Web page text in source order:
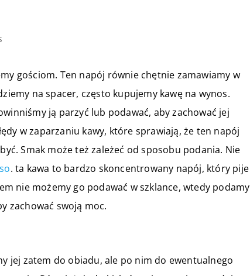
gościom. Ten napój równie chętnie zamawiamy w
na spacer, często kupujemy kawę na wynos.
ją parzyć lub podawać, aby zachować jej
w zaparzaniu kawy, które sprawiają, że ten napój
Smak może też zależeć od sposobu podania. Nie
. ta kawa to bardzo skoncentrowany napój, który pije
nie możemy go podawać w szklance, wtedy podamy
zachować swoją moc.
jej zatem do obiadu, ale po nim do ewentualnego